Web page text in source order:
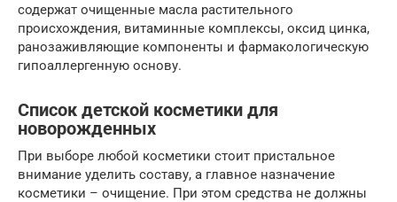
содержат очищенные масла растительного
происхождения, витаминные комплексы, оксид цинка,
ранозаживляющие компоненты и фармакологическую
гипоаллергенную основу.
Список детской косметики для
новорожденных
При выборе любой косметики стоит пристальное
внимание уделить составу, а главное назначение
косметики – очищение. При этом средства не должны